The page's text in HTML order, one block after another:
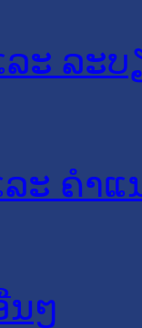
ະ ລະບ
ະ ຄໍາແ
ນໆ